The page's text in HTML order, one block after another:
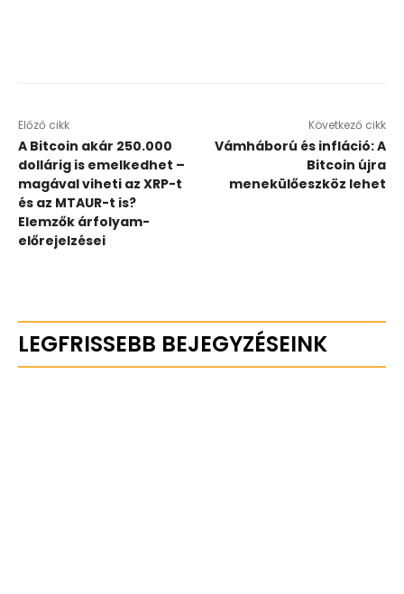
Előző cikk
A Bitcoin akár 250.000
dollárig is emelkedhet –
magával viheti az XRP-t
és az MTAUR-t is?
Elemzők árfolyam-
előrejelzései
Következő cikk
Vámháború és infláció: A
Bitcoin újra
menekülőeszköz lehet
LEGFRISSEBB BEJEGYZÉSEINK